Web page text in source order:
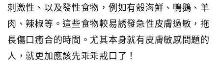
刺激性、以及發性食物，例如有殼海鮮、鴨鵝、羊
肉、辣椒等。這些食物較易誘發急性皮膚過敏，拖
長傷口癒合的時間。尤其本身就有皮膚敏感問題的
人，就更加應該先乖乖戒口了！